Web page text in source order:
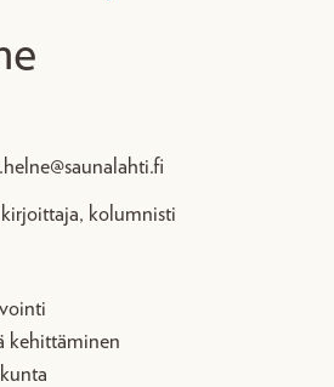
kirjoittaja, kolumnisti
kehittäminen